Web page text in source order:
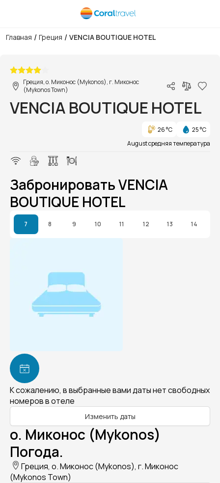
Главная / Греция / VENCIA BOUTIQUE HOTEL
Греция, о. Миконос (Mykonos), г. Миконос
(Mykonos Town)
VENCIA BOUTIQUE HOTEL
26 °C
25 °C
August средняя температура
Забронировать VENCIA
BOUTIQUE HOTEL
7 8 9 10 11 12 13 14
К сожалению, в выбранные вами даты нет свободных
номеров в отеле
Изменить даты
о. Миконос (Mykonos)
Погода.
Греция, о. Миконос (Mykonos), г. Миконос
(Mykonos Town)